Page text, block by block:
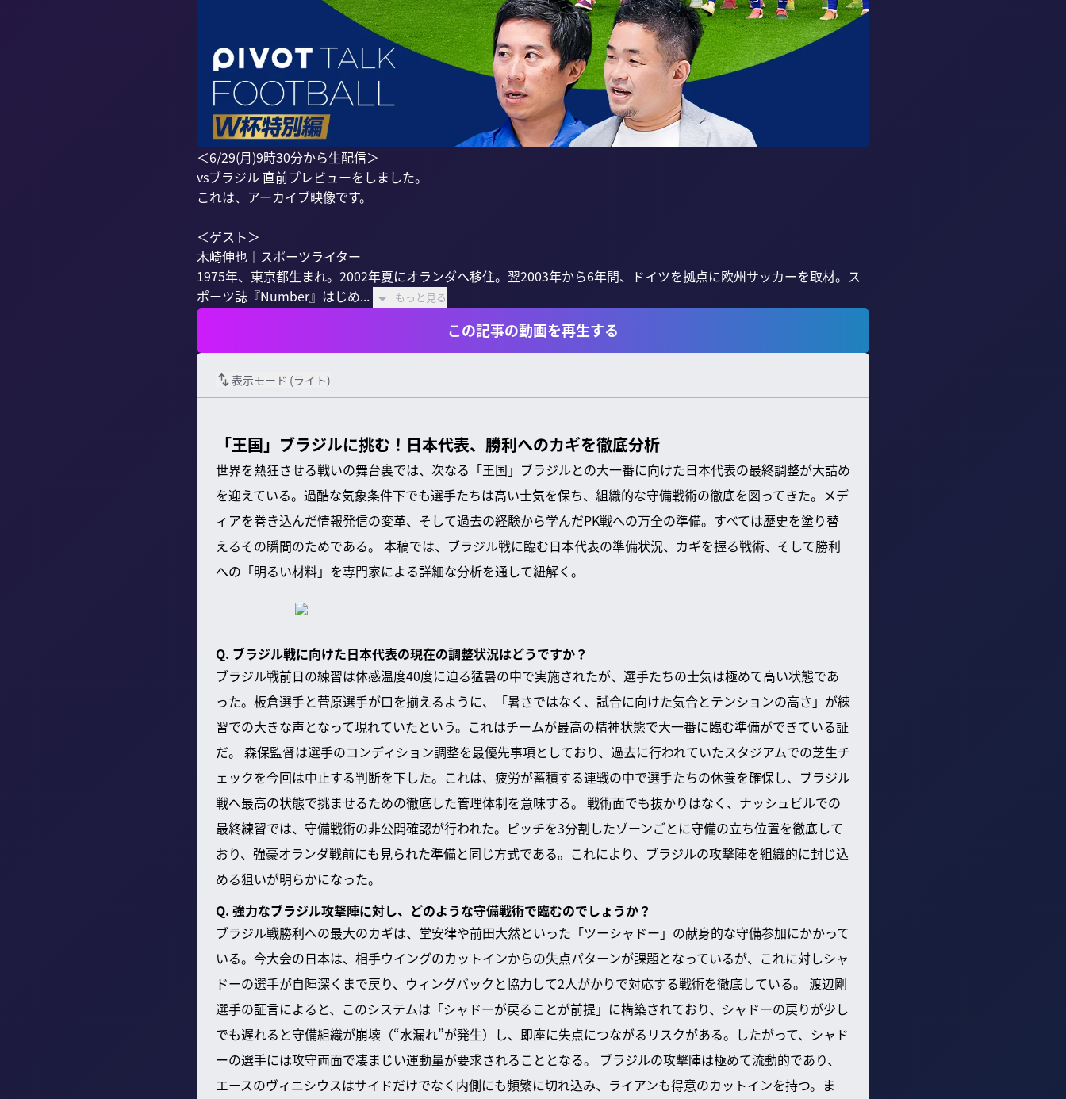
＜6/29(月)9時30分から生配信＞
vsブラジル 直前プレビューをしました。
これは、アーカイブ映像です。
＜ゲスト＞
木崎伸也｜スポーツライター
1975年、東京都生まれ。2002年夏にオランダへ移住。翌2003年から6年間、ドイツを拠点に欧州サッカーを取材。ス
ポーツ誌『Number』はじめ...
もっと見る
この記事の動画を再生する
表示モード (ライト)
「王国」ブラジルに挑む！日本代表、勝利へのカギを徹底分析
世界を熱狂させる戦いの舞台裏では、次なる「王国」ブラジルとの大一番に向けた日本代表の最終調整が大詰め
を迎えている。過酷な気象条件下でも選手たちは高い士気を保ち、組織的な守備戦術の徹底を図ってきた。メデ
ィアを巻き込んだ情報発信の変革、そして過去の経験から学んだPK戦への万全の準備。すべては歴史を塗り替
えるその瞬間のためである。 本稿では、ブラジル戦に臨む日本代表の準備状況、カギを握る戦術、そして勝利
への「明るい材料」を専門家による詳細な分析を通して紐解く。
Q. ブラジル戦に向けた日本代表の現在の調整状況はどうですか？
ブラジル戦前日の練習は体感温度40度に迫る猛暑の中で実施されたが、選手たちの士気は極めて高い状態であ
った。板倉選手と菅原選手が口を揃えるように、「暑さではなく、試合に向けた気合とテンションの高さ」が練
習での大きな声となって現れていたという。これはチームが最高の精神状態で大一番に臨む準備ができている証
だ。 森保監督は選手のコンディション調整を最優先事項としており、過去に行われていたスタジアムでの芝生チ
ェックを今回は中止する判断を下した。これは、疲労が蓄積する連戦の中で選手たちの休養を確保し、ブラジル
戦へ最高の状態で挑ませるための徹底した管理体制を意味する。 戦術面でも抜かりはなく、ナッシュビルでの
最終練習では、守備戦術の非公開確認が行われた。ピッチを3分割したゾーンごとに守備の立ち位置を徹底して
おり、強豪オランダ戦前にも見られた準備と同じ方式である。これにより、ブラジルの攻撃陣を組織的に封じ込
める狙いが明らかになった。
Q. 強力なブラジル攻撃陣に対し、どのような守備戦術で臨むのでしょうか？
ブラジル戦勝利への最大のカギは、堂安律や前田大然といった「ツーシャドー」の献身的な守備参加にかかって
いる。今大会の日本は、相手ウイングのカットインからの失点パターンが課題となっているが、これに対しシャ
ドーの選手が自陣深くまで戻り、ウィングバックと協力して2人がかりで対応する戦術を徹底している。 渡辺剛
選手の証言によると、このシステムは「シャドーが戻ることが前提」に構築されており、シャドーの戻りが少し
でも遅れると守備組織が崩壊（“水漏れ”が発生）し、即座に失点につながるリスクがある。したがって、シャド
ーの選手には攻守両面で凄まじい運動量が要求されることとなる。 ブラジルの攻撃陣は極めて流動的であり、
エースのヴィニシウスはサイドだけでなく内側にも頻繁に切れ込み、ライアンも得意のカットインを持つ。ま